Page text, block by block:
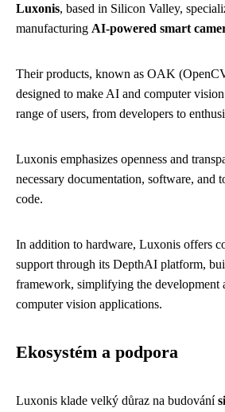
Luxonis, based in Silicon Valley,
manufacturing AI-powered smart
Their products, known as OAK
designed to make AI and computer
range of users, from developers to
Luxonis emphasizes openness and
necessary documentation, software, and
code.
In addition to hardware, Luxonis offers
support through its DepthAI platform,
framework, simplifying the development
computer vision applications.
Ekosystém a podpora
Luxonis klade velký důraz na budování